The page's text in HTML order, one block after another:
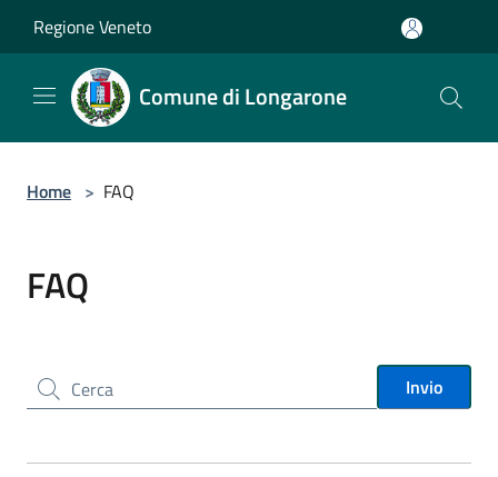
Regione Veneto
Comune di Longarone
Home > FAQ
FAQ
Cerca nel sito Invio